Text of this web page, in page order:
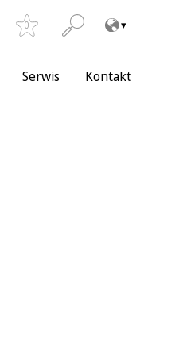
0
Serwis Kontakt